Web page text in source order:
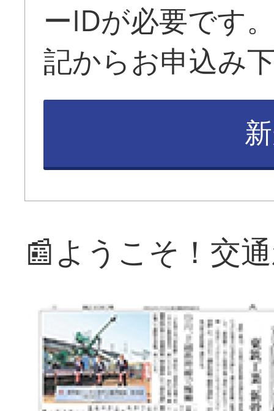
ーIDが必要です
記からお申込み
📰ようこそ！交